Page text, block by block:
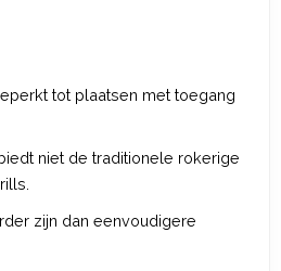
tot plaatsen met toegang
niet de traditionele rokerige
zijn dan eenvoudigere